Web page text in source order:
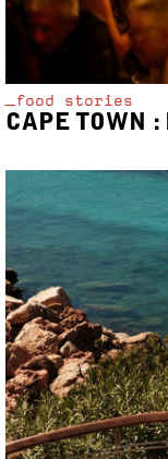
_food stories
CAPE TOWN